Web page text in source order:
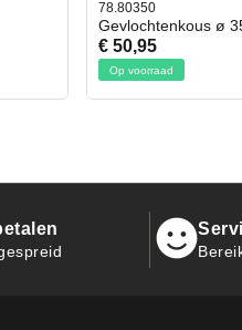
Bit-